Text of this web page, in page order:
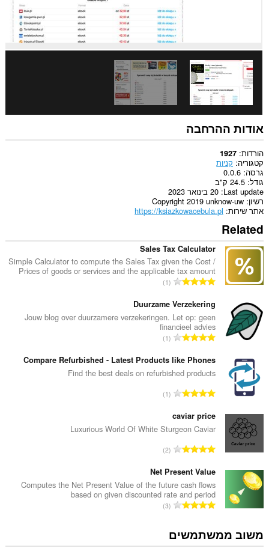
אודות ההרחבה
הורדות 1927
קטגוריה קניות
גרסה 0.0.6
גודל 24.5 ק"ב
Last update 20 בינואר 2023
רשיון Copyright 2019 unknow-uw
אתר שירות https://ksiazkowacebula.pl
Related
Sales Tax Calculator
Simple Calculator to compute the Sales Tax given the Cost /
Prices of goods or services and the applicable tax amount
מ
פ
ר
ד
י
ו
ג
י
ם
:
1
Duurzame Verzekering
Jouw blog over duurzamere verzekeringen. Let op: geen
financieel advies
מ
פ
ר
י
ו
ג
י
ם
:
1
Compare Refurbished - Latest Products like Phones
Find the best deals on refurbished products
מ
פ
ר
י
ו
ג
י
ם
1
caviar price
Luxurious World Of White Sturgeon Caviar
מ
פ
ר
ד
י
ו
ג
2
Net Present Value
Computes the Net Present Value of the future cash flows
based on given discounted rate and period
מ
ר
3
משוב ממשתמשים